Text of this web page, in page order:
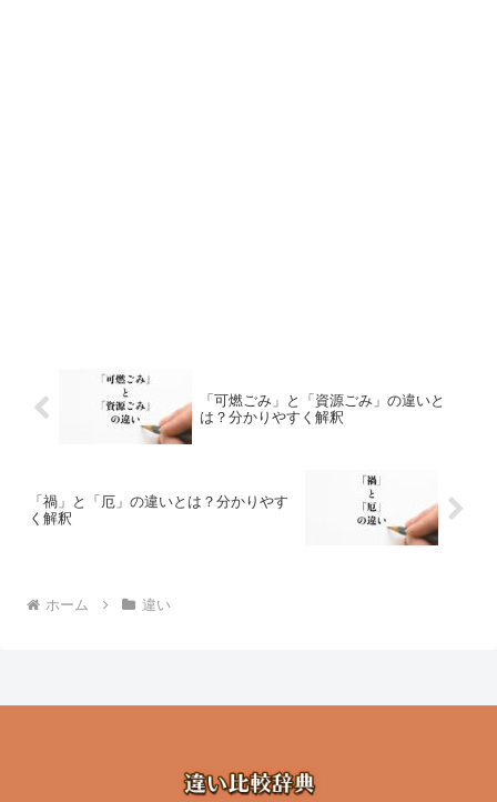
「可燃ごみ」と「資源ごみ」の違いと
は？分かりやすく解釈
「禍」と「厄」の違いとは？分かりやす
く解釈
ホーム 違い